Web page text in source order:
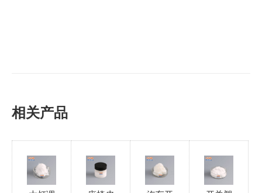
相关产品